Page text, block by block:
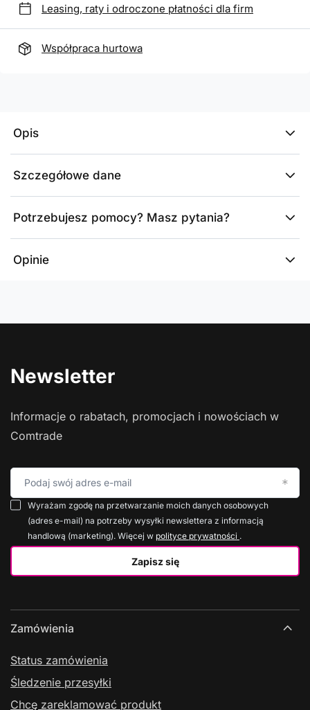
Leasing, raty i odroczone płatności dla firm
Współpraca hurtowa
Opis
Szczegółowe dane
Potrzebujesz pomocy? Masz pytania?
Opinie
Newsletter
Informacje o rabatach, promocjach i nowościach w
Comtrade
Podaj swój adres e-mail
Zapisz się
Wyrażam zgodę na przetwarzanie moich danych osobowych
(adres e-mail) na potrzeby wysyłki newslettera z informacją
handlową (marketing). Więcej w polityce prywatności .
Zamówienia
Status zamówienia
Śledzenie przesyłki
Chcę zareklamować produkt